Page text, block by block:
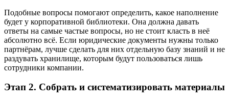
Подобные вопросы помогают определить, какое наполнение
будет у корпоративной библиотеки. Она должна давать
ответы на самые частые вопросы, но не стоит класть в неё
абсолютно всё. Если юридические документы нужны только
партнёрам, лучше сделать для них отдельную базу знаний и не
раздувать хранилище, которым будут пользоваться лишь
сотрудники компании.
Этап 2. Собрать и систематизировать материалы